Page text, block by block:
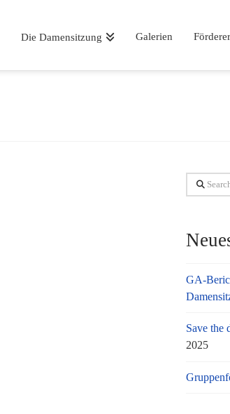
Die Damensitzung Galerien
Search
GA-
Save the
2025